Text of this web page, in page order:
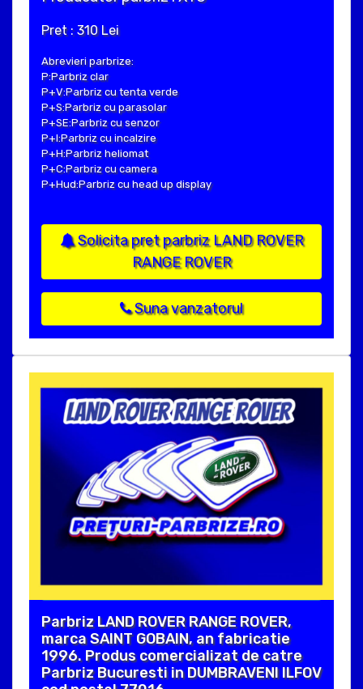
Pret : 310 Lei
Abrevieri parbrize:
P:Parbriz clar
P+V:Parbriz cu tenta verde
P+S:Parbriz cu parasolar
P+SE:Parbriz cu senzor
P+I:Parbriz cu incalzire
P+H:Parbriz heliomat
P+C:Parbriz cu camera
P+Hud:Parbriz cu head up display
Solicita pret parbriz LAND ROVER
RANGE ROVER
Suna vanzatorul
Parbriz LAND ROVER RANGE ROVER,
marca SAINT GOBAIN, an fabricatie
1996. Produs comercializat de catre
Parbriz Bucuresti in DUMBRAVENI ILFOV